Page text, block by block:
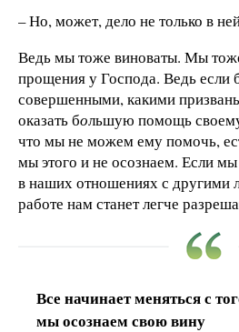
– Но, может, дело не только в
Ведь мы тоже виноваты. Мы
прощения у Господа. Ведь
совершенными, какими
оказать большую помощь
что мы не можем ему помочь,
мы этого и не осознаем. Если
в наших отношениях с другими
работе нам станет легче
Все начинает меняться с
мы осознаем свою вину